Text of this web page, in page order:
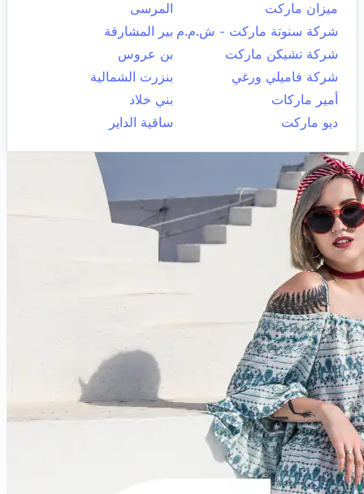
ميزان ماركت
المرسى
شركة سنوتة ماركت - ش.م.م بير المشارقة
شركة تشيكن ماركت
بن عروس
شركة فاميلي ورغي
بنزرت الشمالية
أمير ماركات
بني خلاد
ديو ماركت
ساقية الداير